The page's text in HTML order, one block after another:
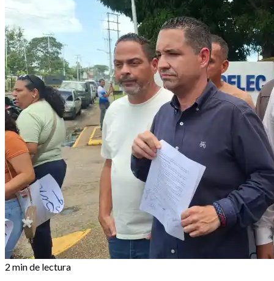
2 min de lectura